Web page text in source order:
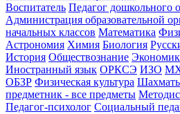
Воспитатель Педагог дошкольного
Администрация образовательной
начальных классов Математика
Астрономия Химия Биология
История Обществознание
Иностранный язык ОРКСЭ ИЗО
ОБЗР Физическая культура
предметник - все предметы
Педагог-психолог Социальный